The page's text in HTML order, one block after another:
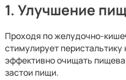
1. Улучшение
Проходя по желудочно-
стимулирует
эффективно очищать
застои пищи.